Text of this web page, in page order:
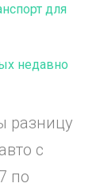
для
недавно
разницу
с
по